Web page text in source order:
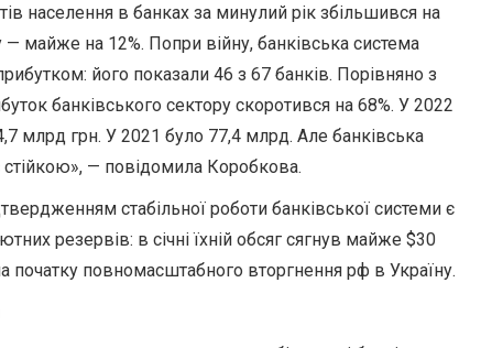
населення в банках за минулий рік збільшився на
— майже на 12%. Попри війну, банківська система
його показали 46 з 67 банків. Порівняно з
банківського сектору скоротився на 68%. У 2022
млрд грн. У 2021 було 77,4 млрд. Але банківська
стійкою», — повідомила Коробкова.
стабільної роботи банківської системи є
резервів: в січні їхній обсяг сягнув майже $30
початку повномасштабного вторгнення рф в Україну.